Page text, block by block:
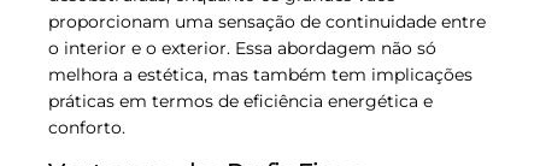
proporcionam uma sensação de continuidade entre
o interior e o exterior. Essa abordagem não só
melhora a estética, mas também tem implicações
práticas em termos de eficiência energética e
conforto.